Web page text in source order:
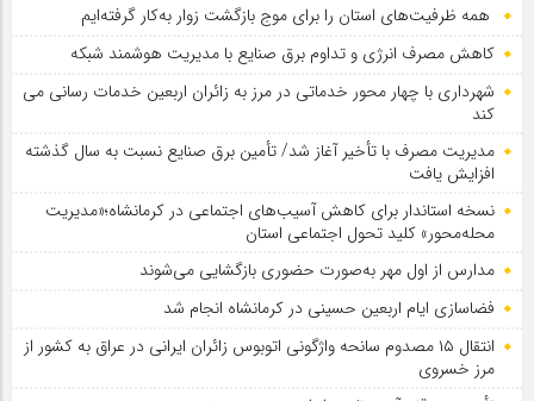
همه ظرفیت‌های استان را برای موج بازگشت زوار به‌کار گرفته‌ایم
کاهش مصرف انرژی و تداوم برق صنایع با مدیریت هوشمند شبکه
شهرداری با چهار محور خدماتی در مرز به زائران اربعین خدمات رسانی می
کند
مدیریت مصرف با تأخیر آغاز شد/ تأمین برق صنایع نسبت به سال گذشته
افزایش یافت
نسخه استاندار برای کاهش آسیب‌های اجتماعی در کرمانشاه؛«مدیریت
محله‌محور» کلید تحول اجتماعی استان
مدارس از اول مهر به‌صورت حضوری بازگشایی می‌شوند
فضاسازی ایام اربعین حسینی در کرمانشاه انجام شد
انتقال ۱۵ مصدوم سانحه واژگونی اتوبوس زائران ایرانی در عراق به کشور از
مرز خسروی